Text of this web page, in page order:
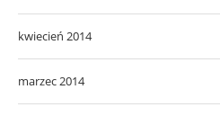
kwiecień 2014
marzec 2014